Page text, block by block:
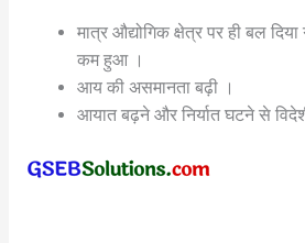
मात्र औद्योगिक क्षेत्र पर ही बल
कम हुआ ।
आय की असमानता बढ़ी ।
आयात बढ़ने और निर्यात घटने से